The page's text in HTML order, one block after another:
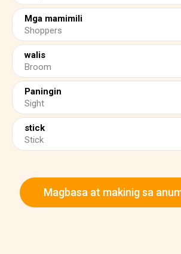
Mga mamimili
Shoppers
walis
Broom
Paningin
Sight
stick
Stick
Magbasa at makinig sa